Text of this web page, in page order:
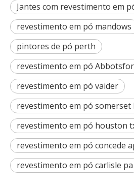
Jantes com revestimento em
revestimento em pó mandows
pintores de pó perth
revestimento em pó
revestimento em pó vaider
revestimento em pó somerset
revestimento em pó houston
revestimento em pó concede
revestimento em pó carlisle pa